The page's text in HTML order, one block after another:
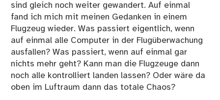
sind gleich noch weiter gewandert. Auf einmal
fand ich mich mit meinen Gedanken in einem
Flugzeug wieder. Was passiert eigentlich, wenn
auf einmal alle Computer in der Flugüberwachung
ausfallen? Was passiert, wenn auf einmal gar
nichts mehr geht? Kann man die Flugzeuge dann
noch alle kontrolliert landen lassen? Oder wäre da
oben im Luftraum dann das totale Chaos?